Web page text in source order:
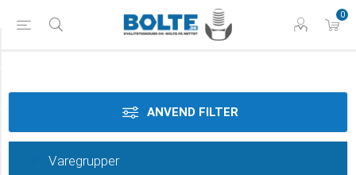
0
ANVEND FILTER
Overflade
Varegrupper